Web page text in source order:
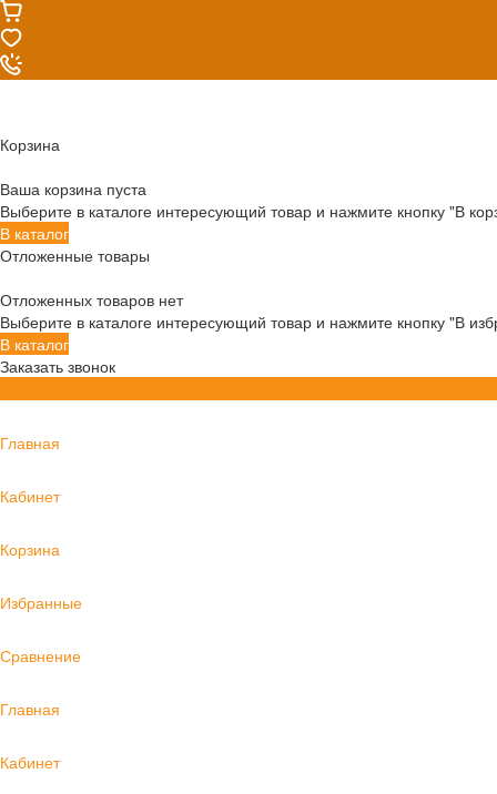
Корзина
Ваша корзина пуста
Выберите в каталоге интересующий товар и нажмите кнопку "В
В каталог
Отложенные товары
Отложенных товаров нет
Выберите в каталоге интересующий товар и нажмите кнопку "В
В каталог
Заказать звонок
Главная
Кабинет
Корзина
Избранные
Сравнение
Главная
Кабинет